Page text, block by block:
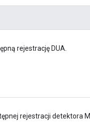
rejestrację DUA.
rejestracji detektora